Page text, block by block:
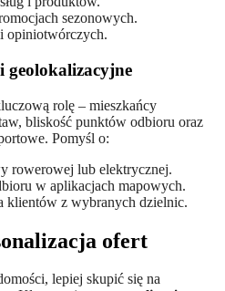
sezonowych.
opiniotwórczych.
geolokalizacyjne
rolę – mieszkańcy
bliskość punktów odbioru oraz
Pomyśl o:
rowerowej lub elektrycznej.
w aplikacjach mapowych.
klientów z wybranych dzielnic.
ofert
lepiej skupić się na